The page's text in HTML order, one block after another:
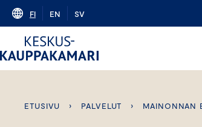
Skip
content
FI EN SV
ETUSIVU › PALVELUT › MAINONNAN